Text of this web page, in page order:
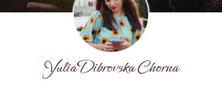
Yulia Dibrovska Chorna